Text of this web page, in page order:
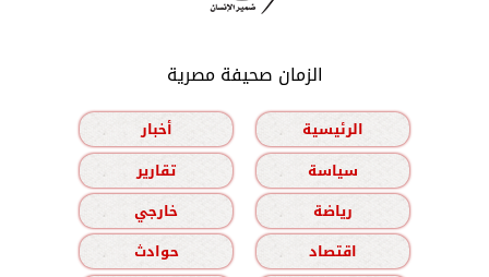
الزمان صحيفة مصرية
الرئيسية
أخبار
سياسة
تقارير
رياضة
خارجي
اقتصاد
حوادث